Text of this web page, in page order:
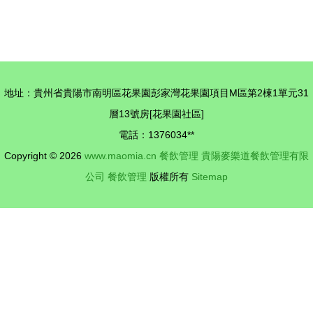
務水平
地址：貴州省貴陽市南明區花果園彭家灣花果園項目M區第2棟1單元31
層13號房[花果園社區]
電話：1376034**
Copyright © 2026 www.maomia.cn 餐飲管理 貴陽麥樂道餐飲管理有限
公司 餐飲管理 版權所有 Sitemap